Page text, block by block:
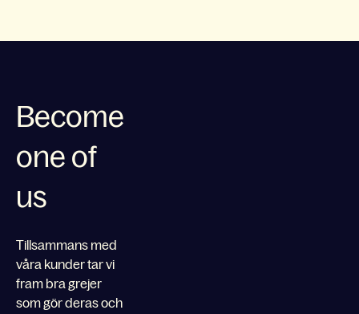
Become
one of
us
Tillsammans med
våra kunder tar vi
fram bra grejer
som gör deras och